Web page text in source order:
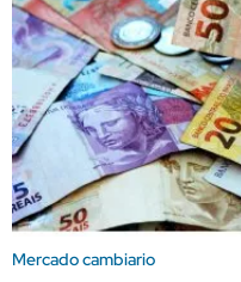
Mercado cambiario